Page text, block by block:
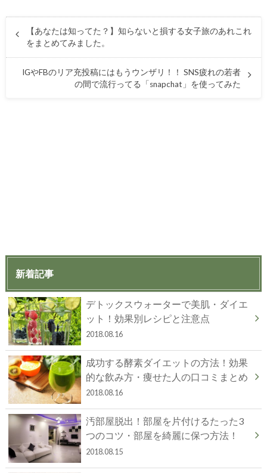
【あなたは知ってた？】知らないと損する女子旅のあれこれ
をまとめてみました。
IGやFBのリア充投稿にはもうウンザリ！！ SNS疲れの若者
の間で流行ってる「snapchat」を使ってみた
新着記事
デトックスウォーターで美肌・ダイエ
ット！効果別レシピと注意点
2018.08.16
成功する酵素ダイエットの方法！効果
的な飲み方・痩せた人の口コミまとめ
2018.08.16
汚部屋脱出！部屋を片付けるたった3
つのコツ・部屋を綺麗に保つ方法！
2018.08.15